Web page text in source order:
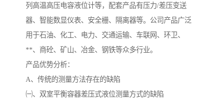
列高温高压电容液位计等，配套产品有压力/差压变送
器、智能数显仪表、安全栅、隔离器等。公司产品广泛
用于石油、化工、电力、交通运输、车联网、环卫、
**、商砼、矿山、冶金、钢铁等众多行业。
产品优势分析：
A、传统的测量方法存在的缺陷
㈠、双室平衡容器差压式液位测量方式的缺陷